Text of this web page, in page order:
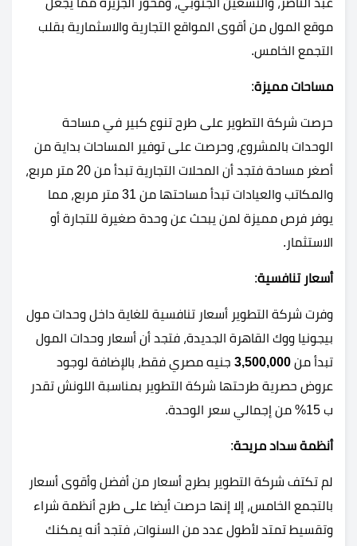
عبد الناصر، والتسعين الجنوبي، ومحور الجزيرة مما يجعل
موقع المول من أقوى المواقع التجارية والاسثمارية بقلب
التجمع الخامس.
مساحات مميزة:
حرصت شركة التطوير على طرح تنوع كبير في مساحة
الوحدات بالمشروع، وحرصت على توفير المساحات بداية من
أصغر مساحة فتجد أن المحلات التجارية تبدأ من 20 متر مربع،
والمكاتب والعيادات تبدأ مساحتها من 31 متر مربع، مما
يوفر فرص مميزة لمن يبحث عن وحدة صغيرة للتجارة أو
الاستثمار.
أسعار تنافسية:
وفرت شركة التطوير أسعار تنافسية للغاية داخل وحدات مول
بيجونيا ووك القاهرة الجديدة، فتجد أن أسعار وحدات المول
تبدأ من 3,500,000 جنيه مصري فقط، بالإضافة لوجود
عروض حصرية طرحتها شركة التطوير بمناسبة اللونش تقدر
ب 15% من إجمالي سعر الوحدة.
أنظمة سداد مريحة:
لم تكتف شركة التطوير بطرح أسعار من أفضل وأقوى أسعار
بالتجمع الخامس، إلا إنها حرصت أيضا على طرح أنظمة شراء
وتقسيط تمتد لأطول عدد من السنوات، فتجد أنه يمكنك